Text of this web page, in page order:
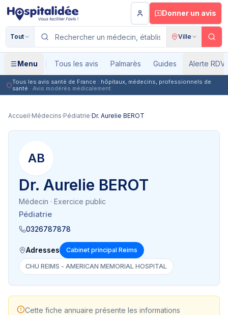
Aller au contenu principal
Donner un avis
Tout Ville
Menu Tous les avis Palmarès Guides Alerte RDV
Tous les avis santé de France : hôpitaux, médecins, professionnels de
santé · Avis modérés médicalement
Accueil·Médecins·Pédiatrie·Dr. Aurelie BEROT
AB
Dr. Aurelie BEROT
Médecin · Exercice public
Pédiatrie
0326787878
Adresses Cabinet principal Reims
CHU REIMS - AMERICAN MEMORIAL HOSPITAL
Cette fiche annuaire présente les informations